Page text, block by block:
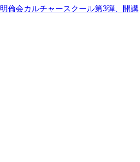
明倫会カルチャースクール第3弾、開講